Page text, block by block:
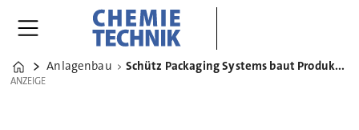
Home
Anlagenbau Schütz Packaging Systems baut Produktionsstandort in Hamburg
ANZEIGE
ANZEIGE